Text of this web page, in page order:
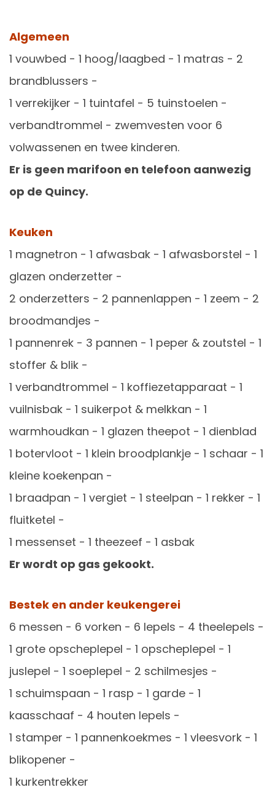
Algemeen
1 vouwbed - 1 hoog/laagbed - 1 matras - 2
brandblussers -
1 verrekijker - 1 tuintafel - 5 tuinstoelen -
verbandtrommel - zwemvesten voor 6
volwassenen en twee kinderen.
Er is geen marifoon en telefoon aanwezig
op de Quincy.
Keuken
1 magnetron - 1 afwasbak - 1 afwasborstel - 1
glazen onderzetter -
2 onderzetters - 2 pannenlappen - 1 zeem - 2
broodmandjes -
1 pannenrek - 3 pannen - 1 peper & zoutstel - 1
stoffer & blik -
1 verbandtrommel - 1 koffiezetapparaat - 1
vuilnisbak - 1 suikerpot & melkkan - 1
warmhoudkan - 1 glazen theepot - 1 dienblad
1 botervloot - 1 klein broodplankje - 1 schaar - 1
kleine koekenpan -
1 braadpan - 1 vergiet - 1 steelpan - 1 rekker - 1
fluitketel -
1 messenset - 1 theezeef - 1 asbak
Er wordt op gas gekookt.
Bestek en ander keukengerei
6 messen - 6 vorken - 6 lepels - 4 theelepels -
1 grote opscheplepel - 1 opscheplepel - 1
juslepel - 1 soeplepel - 2 schilmesjes -
1 schuimspaan - 1 rasp - 1 garde - 1
kaasschaaf - 4 houten lepels -
1 stamper - 1 pannenkoekmes - 1 vleesvork - 1
blikopener -
1 kurkentrekker